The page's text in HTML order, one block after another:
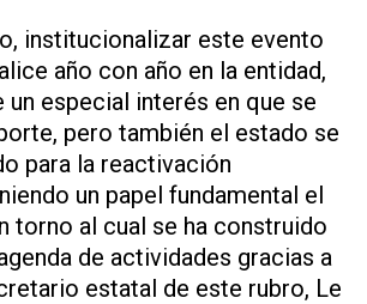
institucionalizar este evento
año con año en la entidad,
un especial interés en que se
pero también el estado se
para la reactivación
un papel fundamental el
torno al cual se ha construido
de actividades gracias a
estatal de este rubro, Le